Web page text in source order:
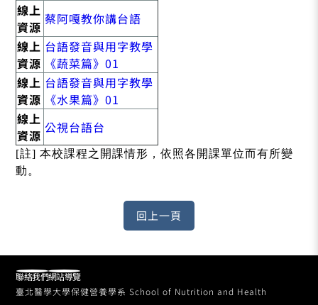
線上
資源 蔡阿嘎教你講台語
線上
資源
台語發音與用字教學
《蔬菜篇》01
線上
資源
台語發音與用字教學
《水果篇》01
線上
資源 公視台語台
[註] 本校課程之開課情形，依照各開課單位而有所變
動。
臺北醫學大學保健營養學系 School of Nutrition and Health
聯絡我們網站導覽